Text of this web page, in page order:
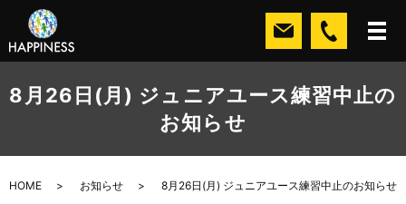
8月26日(月) ジュニアユース練習中止の
お知らせ
HOME お知らせ 8月26日(月) ジュニアユース練習中止のお知らせ